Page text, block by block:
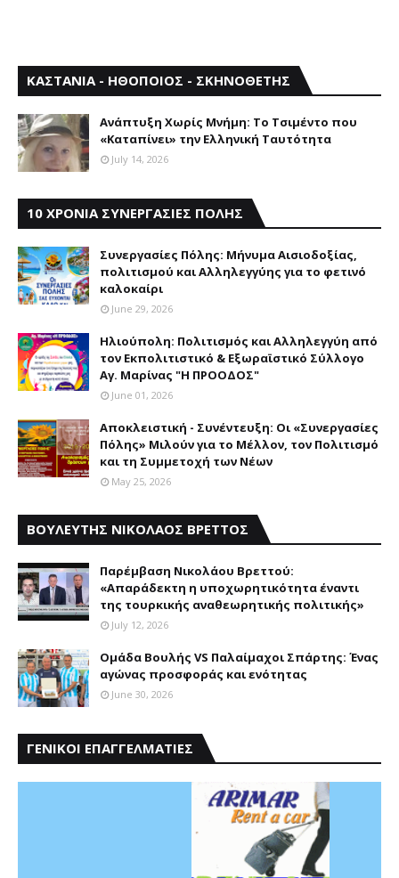
ΚΑΣΤΑΝΙΑ - ΗΘΟΠΟΙΟΣ - ΣΚΗΝΟΘΕΤΗΣ
Aνάπτυξη Xωρίς Mνήμη: Το Τσιμέντο που
«Καταπίνει» την Ελληνική Ταυτότητα
July 14, 2026
10 ΧΡΟΝΙΑ ΣΥΝΕΡΓΑΣΙΕΣ ΠΟΛΗΣ
Συνεργασίες Πόλης: Mήνυμα Aισιοδοξίας,
πολιτισμού και Aλληλεγγύης για το φετινό
καλοκαίρι
June 29, 2026
Ηλιούπολη: Πολιτισμός και Aλληλεγγύη από
τον Εκπολιτιστικό & Εξωραϊστικό Σύλλογο
Αγ. Μαρίνας "Η ΠΡΟΟΔΟΣ"
June 01, 2026
Αποκλειστική - Συνέντευξη: Οι «Συνεργασίες
Πόλης» Μιλούν για το Μέλλον, τον Πολιτισμό
και τη Συμμετοχή των Νέων
May 25, 2026
ΒΟΥΛΕΥΤΗΣ ΝΙΚΟΛΑΟΣ ΒΡΕΤΤΟΣ
Παρέμβαση Nικολάου Bρεττού:
«Aπαράδεκτη η υποχωρητικότητα έναντι
της τουρκικής αναθεωρητικής πολιτικής»
July 12, 2026
Ομάδα Βουλής VS Παλαίμαχοι Σπάρτης: Ένας
αγώνας προσφοράς και ενότητας
June 30, 2026
ΓΕΝΙΚΟΙ ΕΠΑΓΓΕΛΜΑΤΙΕΣ